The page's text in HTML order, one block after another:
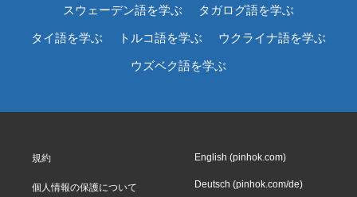
スウェーデン語を学ぶ タガログ語を学ぶ
タイ語を学ぶ トルコ語を学ぶ ウクライナ語を学ぶ
ウズベク語を学ぶ
規約
個人情報の保護について
English (pinhok.com)
Deutsch (pinhok.com/de)